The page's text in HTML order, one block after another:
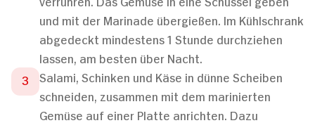
und mit der Marinade übergießen. Im Kühlschrank
abgedeckt mindestens 1 Stunde durchziehen
lassen, am besten über Nacht.
Salami, Schinken und Käse in dünne Scheiben
schneiden, zusammen mit dem marinierten
Gemüse auf einer Platte anrichten. Dazu